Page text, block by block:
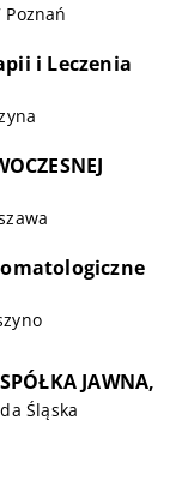
i Leczenia
JAWNA,
Śląska